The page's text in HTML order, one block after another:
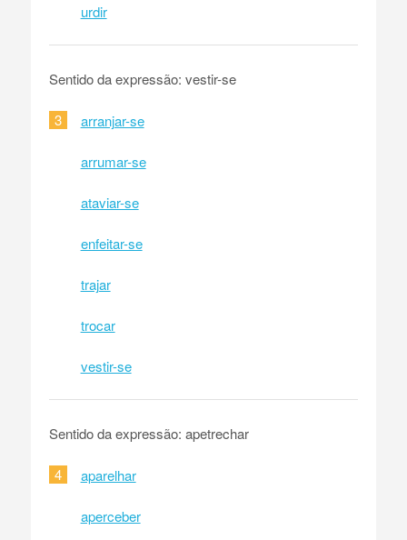
urdir
Sentido da expressão: vestir-se
3 arranjar-se
arrumar-se
ataviar-se
enfeitar-se
trajar
trocar
vestir-se
Sentido da expressão: apetrechar
4 aparelhar
aperceber